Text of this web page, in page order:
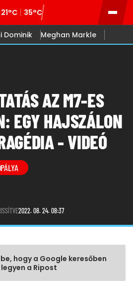
21°C 35°C
Dominik Meghan Markle
AZ M7-ES
EGY HAJSZÁLON
- VIDEÓ
2022. 08. 24. 08:37
hogy a Google keresőben
a Ripost